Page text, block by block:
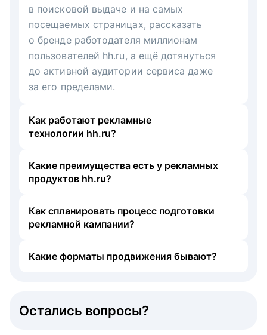
в поисковой выдаче и на самых
посещаемых страницах, рассказать
о бренде работодателя миллионам
пользователей hh.ru, а ещё дотянуться
до активной аудитории сервиса даже
за его пределами.
Как работают рекламные
технологии hh.ru?
Какие преимущества есть у рекламных
продуктов hh.ru?
Как спланировать процесс подготовки
рекламной кампании?
Какие форматы продвижения бывают?
Остались вопросы?